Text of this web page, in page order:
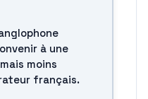
à une
moins
français.